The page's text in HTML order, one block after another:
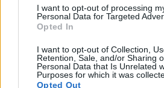
I want to opt-out of processing
Personal Data for Targeted
Opted In
I want to opt-out of Collection,
Retention, Sale, and/or Sharing
Personal Data that Is Unrelated
Purposes for which it was
Opted Out
υπερσύγχρονης, πλήρως
υψηλής τεχνολογίας νέας
στελέχωσή της με πλήρες
ελέγχου, η εταιρεία εστιάζει στην
τα επιμέρους στοιχεία
του τελικού προϊόντος, που το
διατήρηση της καλής υγείας.